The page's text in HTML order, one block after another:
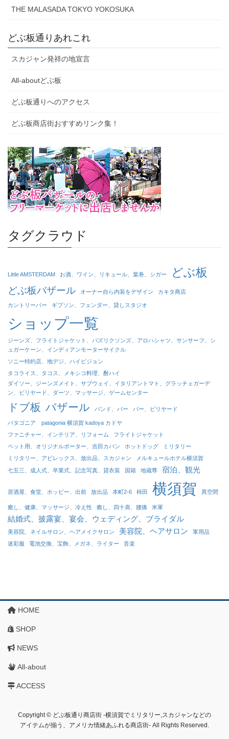
THE MALASADA TOKYO YOKOSUKA
どぶ板通りあれこれ
スカジャン発祥の地宣言
All-aboutどぶ板
どぶ板通りへのアクセス
どぶ板商店街おすすめリンク集！
タグクラウド
Little AMSTERDAM お酒、ワイン、リキュール、葉巻、シガー どぶ板
どぶ板バザール オーナー自ら内装をデザイン カキタ商店
カントリーバー ギブソン、フェンダー、貸しスタジオ
ショップ一覧
ジーンズ、フライトジャケット、パズリクソンズ、アロハシャツ、サンサーフ、シ
ュガーケーン、インディアンモーターサイクル
ソニー特約店、地デジ、ハイビジョン
タコライス、タコス、メキシコ料理、酎ハイ
ダイソー、ジーンズメイト、サブウェイ、イタリアントマト、グラッチェガーデ
ン、ビリヤード、ダーツ、マッサージ、ゲームセンター
ドブ板 バザール バンド、バー バー、ビリヤード
パタゴニア patagonia 横須賀 kadoya カドヤ
ファニチャー、インテリア、リフォーム
フライトジャケット
ペット用、オリジナルポーター、吉田カバン
ホットドッグ
ミリタリー
ミリタリー、アビレックス、放出品、スカジャン
メルキュールホテル横須賀
七五三、成人式、卒業式、記念写真、貸衣装
国籍 地蔵尊 宿泊、観光
居酒屋、食堂、ホッピー、出前 放出品 本町2-6 柿田 横須賀 異空間
癒し、健康、マッサージ、冷え性 癒し、四十肩、腰痛 米軍
結婚式、披露宴、宴会、ウェディング、ブライダル
美容院、ネイルサロン、ヘアメイクサロン 美容院、ヘアサロン
軍用品
迷彩服
電池交換、宝飾、メガネ、ライター 音楽
HOME
SHOP
NEWS
All-about
ACCESS
Copyright © どぶ板通り商店街 ‐横須賀でミリタリー,スカジャンなどの
アイテムが揃う、アメリカ情緒あふれる商店街‐ All Rights Reserved.